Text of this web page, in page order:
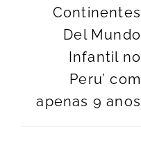
Continentes
Del Mundo
Infantil no
Peru’ com
apenas 9 anos